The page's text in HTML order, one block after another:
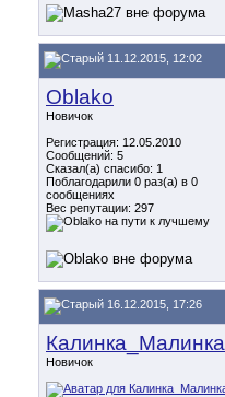
11.12.2015, 12:02
Oblako
Новичок
Регистрация: 12.05.2010
Сообщений: 5
Сказал(а) спасибо: 1
Поблагодарили 0 раз(а) в 0
сообщениях
Вес репутации: 297
16.12.2015, 17:26
Калинка_Малинка
Новичок